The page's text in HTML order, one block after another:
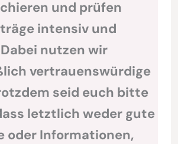
und prüfen
intensiv und
nutzen wir
vertrauenswürdige
seid euch bitte
letztlich weder gute
oder Informationen,